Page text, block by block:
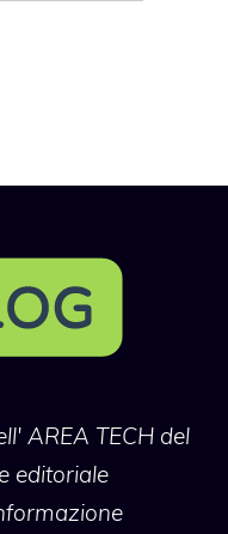
AREA TECH del
editoriale